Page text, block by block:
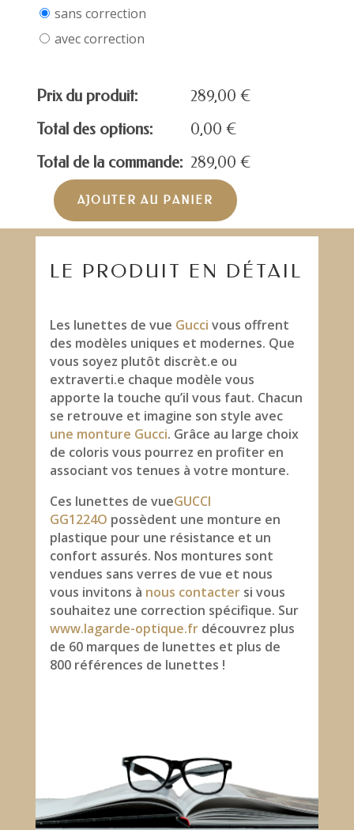
sans correction
avec correction
Prix du produit: 289,00 €
Total des options:
0,00 €
Total de la commande: 289,00 €
quantité
de
GG1224O
AJOUTER AU PANIER
LE PRODUIT EN DÉTAIL
Les lunettes de vue Gucci vous offrent
des modèles uniques et modernes. Que
vous soyez plutôt discrèt.e ou
extraverti.e chaque modèle vous
apporte la touche qu’il vous faut. Chacun
se retrouve et imagine son style avec
une monture Gucci. Grâce au large choix
de coloris vous pourrez en profiter en
associant vos tenues à votre monture.
Ces lunettes de vueGUCCI
GG1224O possèdent une monture en
plastique pour une résistance et un
confort assurés. Nos montures sont
vendues sans verres de vue et nous
vous invitons à nous contactersi vous
souhaitez une correction spécifique. Sur
www.lagarde-optique.frdécouvrez plus
de 60 marques de lunettes et plus de
800 références de lunettes !